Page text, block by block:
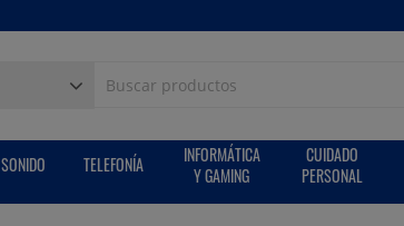
SONIDO TELEFONÍA
INFORMÁTICA
Y GAMING
CUIDADO
PERSONAL